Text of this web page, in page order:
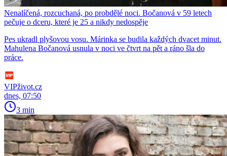
Nenalíčená, rozcuchaná, po probdělé noci. Bočanová v 59 letech
pečuje o dceru, které je 25 a nikdy nedospěje
Pes ukradl plyšovou vosu. Márinka se budila každých dvacet minut.
Mahulena Bočanová usnula v noci ve čtvrt na pět a ráno šla do
práce.
VIPživot.cz
dnes, 07:50
3 min